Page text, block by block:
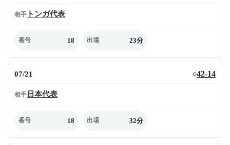
相手 トンガ代表
番号 18 出場 23分
07/21 ○42-14
相手 日本代表
番号 18 出場 32分